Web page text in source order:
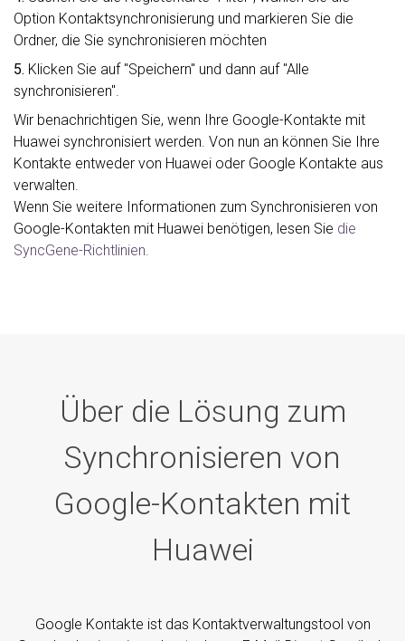
Option Kontaktsynchronisierung und markieren Sie die
Ordner, die Sie synchronisieren möchten
5. Klicken Sie auf "Speichern" und dann auf "Alle
synchronisieren".
Wir benachrichtigen Sie, wenn Ihre Google-Kontakte mit
Huawei synchronisiert werden. Von nun an können Sie Ihre
Kontakte entweder von Huawei oder Google Kontakte aus
verwalten.
Wenn Sie weitere Informationen zum Synchronisieren von
Google-Kontakten mit Huawei benötigen, lesen Sie die
SyncGene-Richtlinien.
Über die Lösung zum
Synchronisieren von
Google-Kontakten mit
Huawei
Google Kontakte ist das Kontaktverwaltungstool von